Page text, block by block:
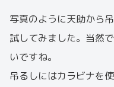
写真のように天助から
試してみました。当然
いですね。
吊るしにはカラビナを